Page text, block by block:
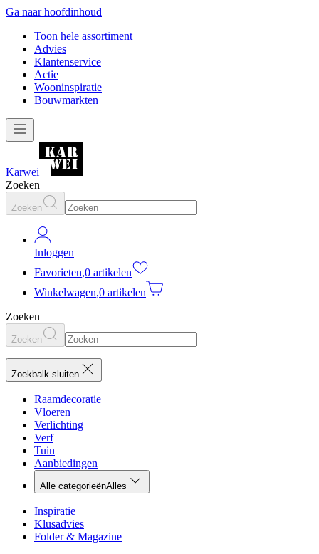
Ga naar hoofdinhoud
Toon hele assortiment
Advies
Klantenservice
Actie
Wooninspiratie
Bouwmarkten
Karwei
Zoeken
Zoeken
Inloggen
Favorieten,0 artikelen
Winkelwagen,0 artikelen
Zoeken
Zoeken
Zoekbalk sluiten
Raamdecoratie
Vloeren
Verlichting
Verf
Tuin
Aanbiedingen
Alle categorieënAlles
Inspiratie
Klusadvies
Folder & Magazine